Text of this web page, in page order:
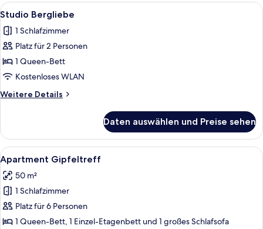
Alle
Fotos
für
Studio
Bergliebe
anzeigen
Ein Schlafzimmer mit einem
3
Studio Bergliebe
1 Schlafzimmer
Platz für 2 Personen
1 Queen-Bett
Kostenloses WLAN
Weitere Details
Weitere
Bergliebe
Daten auswählen und Preise sehen
Alle
Fotos
für
Apartment
Gipfeltreff
anzeigen
Ein Zimmer mit zwei Betten,
4
Apartment Gipfeltreff
50 m²
1 Schlafzimmer
Platz für 6 Personen
1 Queen-Bett, 1 Einzel-Etagenbett und 1 großes Schlafsofa